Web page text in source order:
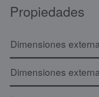
Propiedades
Dimensiones
Dimensiones